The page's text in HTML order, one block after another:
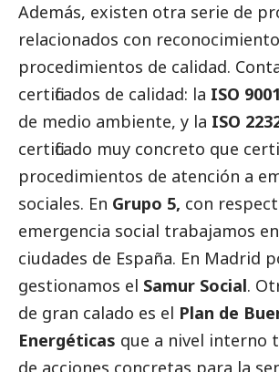
Además, existen otra serie de
relacionados con
procedimientos de calidad.
certificados de calidad: la ISO 9001
de medio ambiente, y la ISO
certificado muy concreto que
procedimientos de atención a
sociales. En Grupo 5, con
emergencia social trabajamos
ciudades de España. En Madrid
gestionamos el Samur Social.
de gran calado es el Plan de
Energéticas que a nivel interno